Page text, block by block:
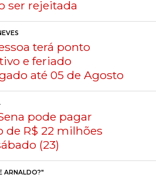
ser rejeitada
terá ponto
e feriado
até 05 de Agosto
pode pagar
de R$ 22 milhões
(23)
ARNALDO?"